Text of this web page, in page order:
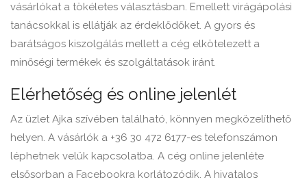
vásárlókat a tökéletes választásban. Emellett virágápolási
tanácsokkal is ellátják az érdeklődőket. A gyors és
barátságos kiszolgálás mellett a cég elkötelezett a
minőségi termékek és szolgáltatások iránt.
Elérhetőség és online jelenlét
Az üzlet Ajka szívében található, könnyen megközelíthető
helyen. A vásárlók a +36 30 472 6177-es telefonszámon
léphetnek velük kapcsolatba. A cég online jelenléte
elsősorban a Facebookra korlátozódik. A hivatalos